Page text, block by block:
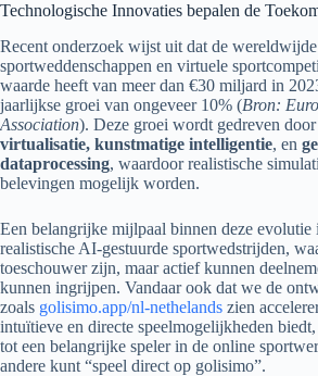
Technologische Innovaties bepalen de
Recent onderzoek wijst uit dat de
sportweddenschappen en virtuele
waarde heeft van meer dan €30 miljard in
jaarlijkse groei van ongeveer 10% (Bron:
Association). Deze groei wordt gedreven
virtualisatie, kunstmatige intelligentie, en
dataprocessing, waardoor realistische
belevingen mogelijk worden.
Een belangrijke mijlpaal binnen deze evolutie
realistische AI-gestuurde sportwedstrijden,
toeschouwer zijn, maar actief kunnen
kunnen ingrijpen. Vandaar ook dat we de
zoals golisimo.app/nl-nethelands zien
intuïtieve en directe speelmogelijkheden
tot een belangrijke speler in de online
andere kunt “speel direct op golisimo”.